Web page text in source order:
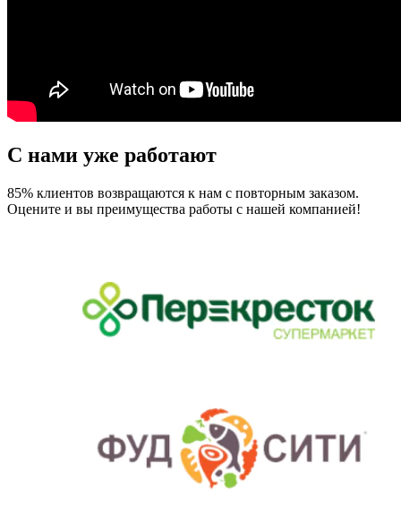
С нами уже работают
85% клиентов возвращаются к нам с повторным заказом.
Оцените и вы преимущества работы с нашей компанией!